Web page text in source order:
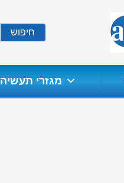
חיפוש
מגזרי תעשיה